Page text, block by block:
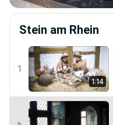
Stein am Rhein
1
1:14